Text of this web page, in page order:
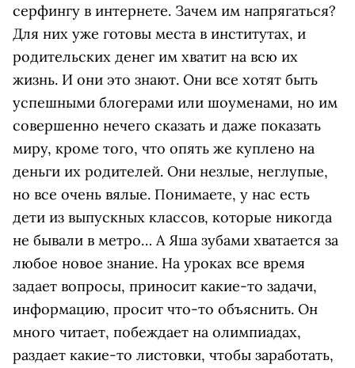
серфингу в интернете. Зачем им напрягаться?
Для них уже готовы места в институтах, и
родительских денег им хватит на всю их
жизнь. И они это знают. Они все хотят быть
успешными блогерами или шоуменами, но им
совершенно нечего сказать и даже показать
миру, кроме того, что опять же куплено на
деньги их родителей. Они незлые, неглупые,
но все очень вялые. Понимаете, у нас есть
дети из выпускных классов, которые никогда
не бывали в метро… А Яша зубами хватается за
любое новое знание. На уроках все время
задает вопросы, приносит какие-то задачи,
информацию, просит что-то объяснить. Он
много читает, побеждает на олимпиадах,
раздает какие-то листовки, чтобы заработать,